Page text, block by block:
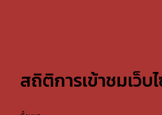
สถิติการเข้าชมเว็บ